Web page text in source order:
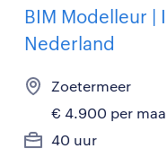
BIM Modelleur |
Nederland
Zoetermeer
€ 4.900 per
40 uur